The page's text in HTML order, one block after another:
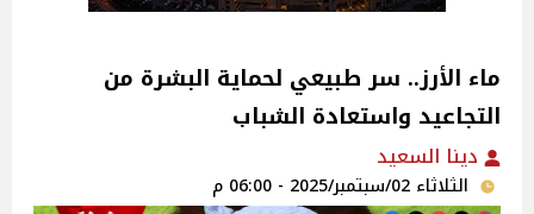
ماء الأرز.. سر طبيعي لحماية البشرة من
التجاعيد واستعادة الشباب
دينا السعيد
الثلاثاء 02/سبتمبر/2025 - 06:00 م